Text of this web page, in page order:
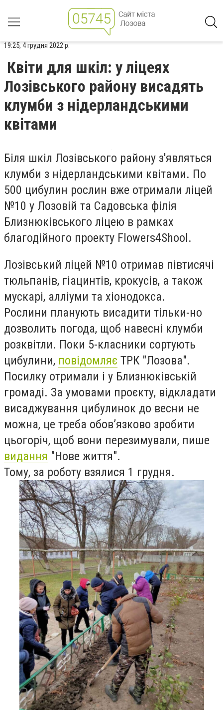
19:25, 4 грудня 2022 р.
Квіти для шкіл: у ліцеях
Лозівського району висадять
клумби з нідерландськими
квітами
Біля шкіл Лозівського району з'являться
клумби з нідерландськими квітами. По
500 цибулин рослин вже отримали ліцей
№10 у Лозовій та Садовська філія
Близнюківського ліцею в рамках
благодійного проекту Flowers4Shool.
Лозівський ліцей №10 отримав півтисячі
тюльпанів, гіацинтів, крокусів, а також
мускарі, алліуми та хіонодокса.
Рослини планують висадити тільки-но
дозволить погода, щоб навесні клумби
розквітли. Поки 5-класники сортують
цибулини, повідомляє ТРК "Лозова".
Посилку отримали і у Близнюківській
громаді. За умовами проєкту, відкладати
висаджування цибулинок до весни не
можна, це треба обов’язково зробити
цьогоріч, щоб вони перезимували, пише
видання "Нове життя".
Тому, за роботу взялися 1 грудня.